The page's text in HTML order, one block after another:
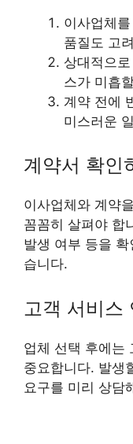
이사업체
품질도 고
상대적으
스가 미흡
계약 전에
미스러운
계약서 확인
이사업체와 계약
꼼꼼히 살펴야 합
발생 여부 등을
습니다.
고객 서비스
업체 선택 후에는
중요합니다. 발생
요구를 미리 상담